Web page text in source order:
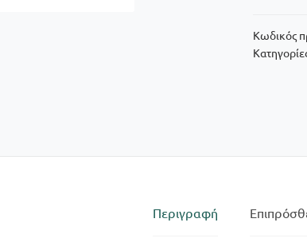
-
Hero
Κωδικός
Περιγραφή